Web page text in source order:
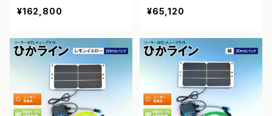
¥162,800
¥65,120